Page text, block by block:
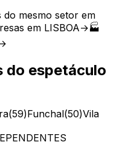
do mesmo setor em
em LISBOA→🏭
do espetáculo
(59)Funchal(50)Vila